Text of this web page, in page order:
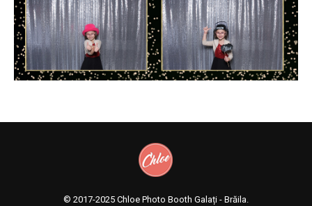
© 2017-2025 Chloe Photo Booth Galați - Brăila.